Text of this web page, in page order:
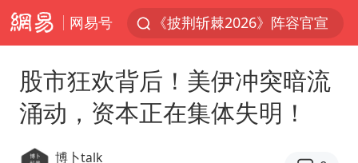
网易号
《披荆斩棘2026》阵容官宣
浙江省委书记：该停下的坚决停下来
股市狂欢背后！美伊冲突暗流
涌动，资本正在集体失明！
博卜talk